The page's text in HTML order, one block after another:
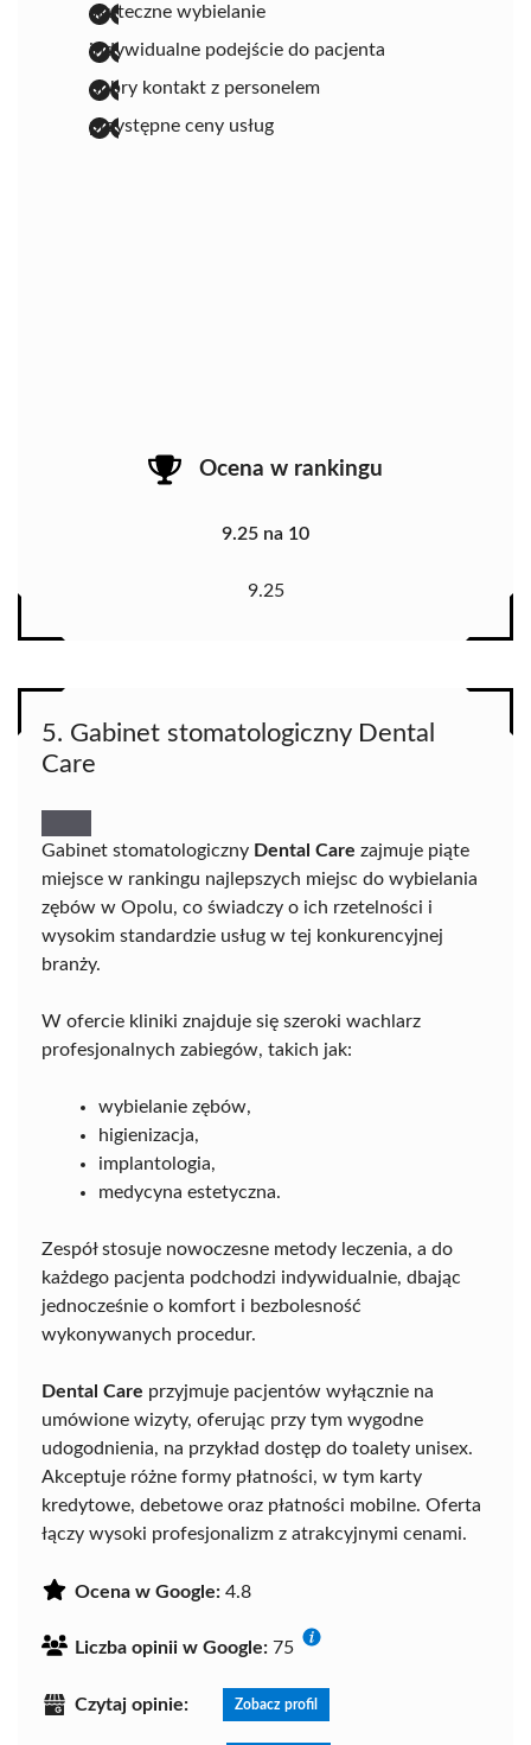
skuteczne wybielanie
indywidualne podejście do pacjenta
dobry kontakt z personelem
przystępne ceny usług
Ocena w rankingu
9.25 na 10
9.25
5. Gabinet stomatologiczny Dental
Care
Gabinet stomatologiczny Dental Care zajmuje piąte
miejsce w rankingu najlepszych miejsc do wybielania
zębów w Opolu, co świadczy o ich rzetelności i
wysokim standardzie usług w tej konkurencyjnej
branży.
W ofercie kliniki znajduje się szeroki wachlarz
profesjonalnych zabiegów, takich jak:
wybielanie zębów,
higienizacja,
implantologia,
medycyna estetyczna.
Zespół stosuje nowoczesne metody leczenia, a do
każdego pacjenta podchodzi indywidualnie, dbając
jednocześnie o komfort i bezbolesność
wykonywanych procedur.
Dental Care przyjmuje pacjentów wyłącznie na
umówione wizyty, oferując przy tym wygodne
udogodnienia, na przykład dostęp do toalety unisex.
Akceptuje różne formy płatności, w tym karty
kredytowe, debetowe oraz płatności mobilne. Oferta
łączy wysoki profesjonalizm z atrakcyjnymi cenami.
Ocena w Google: 4.8
Liczba opinii w Google: 75
Czytaj opinie: Zobacz profil